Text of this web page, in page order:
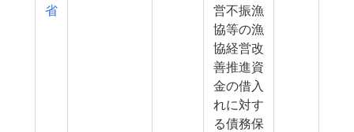
省
営不振漁
協等の漁
協経営改
善推進資
金の借入
れに対す
る債務保